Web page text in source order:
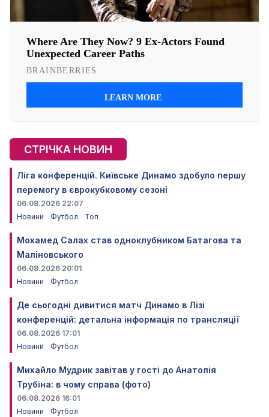
СТРІЧКА НОВИН
Ліга конференцій. Київське Динамо здобуло першу
перемогу в єврокубковому сезоні
06.08.2026 22:07
Новини
Футбол Топ
Мохамед Салах став одноклубником Батагова та
Маліновського
06.08.2026 20:01
Новини
Футбол
Де сьогодні дивитися матч Динамо в Лізі
конференцій: детальна інформація по трансляції
06.08.2026 17:01
Новини
Футбол
Михайло Мудрик завітав у гості до Анатолія
Трубіна: в чому справа (фото)
06.08.2026 16:01
Новини
Футбол